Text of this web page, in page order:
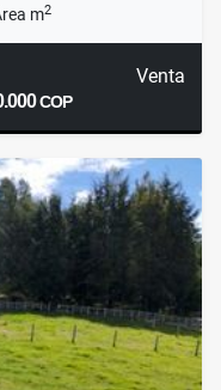
m2
Venta
COP